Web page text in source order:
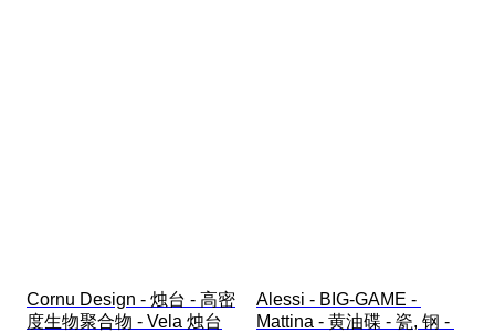
Cornu Design - 烛台 - 高密
度生物聚合物 - Vela 烛台
Alessi - BIG-GAME -
Mattina - 黄油碟 - 瓷, 钢 -